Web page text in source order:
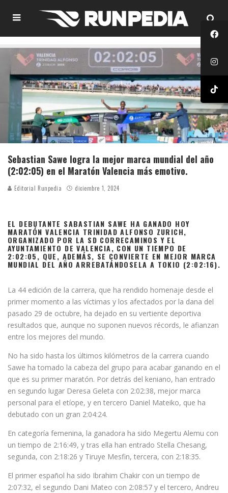
Sebastian Sawe logra la mejor marca mundial del año
(2:02:05) en el Maratón Valencia más emotivo.
Editorial Runpedia diciembre 1, 2024
EL DEBUTANTE SABASTIAN SAWE HA GANADO HOY
MARATÓN VALENCIA TRINIDAD ALFONSO ZURICH,
ORGANIZADO POR LA SD CORRECAMINOS Y EL
AYUNTAMIENTO DE VALENCIA, CON UN TIEMPO DE
2:02:05, QUE, ADEMÁS, SE CONVIERTE EN MEJOR MARCA
MUNDIAL DEL AÑO ARREBATÁNDOSELA A TOKIO (2:02:16).
La 44 edición de la carrera, que ha rendido homenaje desde el
primer momento a las víctimas y los afectados por la dana del
pasado 29 de octubre, ha dejado en su vertiente deportiva
resultados que, aunque no suponen nuevos récords, le afianzan
entre los mejores del mundo.
No ha sido hasta los últimos kilómetros de la carrera cuando
Sawe ha tomado la cabeza del grupo para acabar ganando en el
que es su primer maratón. Por detrás del keniano, han entrado
en segundo lugar Deresa Geleta con 2:02:38, mejor marca
personal para el etíope, y en tercero Daniel Mateiko, que ha
debutado con un gran 2:04:24.
En categoría femenina, la ganadora ha sido Megertu Alemu con
un tiempo de 2:16:49, y tras ella han entrado Stella Chesang,
segunda, con 2:18:26 y Tiruye Mesfin, tercera, con 2:18:35.
El primer español ha sido Ibrahim Chakir con un tiempo de
2:07:32, el segundo Dani Mateo con 2:08:57 y el tercero, Andreu